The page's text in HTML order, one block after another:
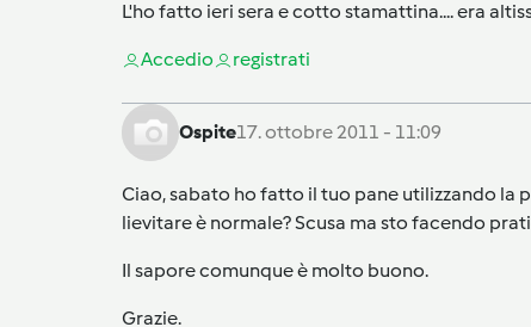
L'ho fatto ieri sera e cotto stamattina.... era
Accedio registrati
Ospite17. ottobre 2011 - 11:09
Ciao, sabato ho fatto il tuo pane utilizzando la
lievitare è normale? Scusa ma sto facendo
Il sapore comunque è molto buono.
Grazie.